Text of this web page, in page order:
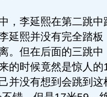
李延熙在第二跳中
延熙并没有完全踏板
。但在后面的三跳中
的时候竟然是惊人
并没有想到会跳到这